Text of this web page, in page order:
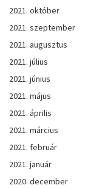
2021. október
2021. szeptember
2021. augusztus
2021. július
2021. június
2021. május
2021. április
2021. március
2021. február
2021. január
2020. december